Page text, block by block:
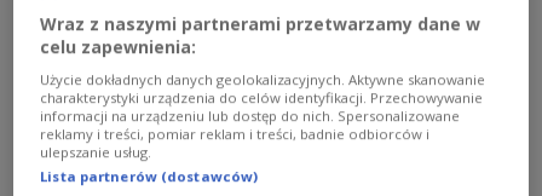
Filmowy rysopis Jerzego Skolimowskiego
Wraz z naszymi partnerami przetwarzamy dane w
celu zapewnienia:
Użycie dokładnych danych geolokalizacyjnych. Aktywne skanowanie
charakterystyki urządzenia do celów identyfikacji. Przechowywanie
informacji na urządzeniu lub dostęp do nich. Spersonalizowane
reklamy i treści, pomiar reklam i treści, badnie odbiorców i
ulepszanie usług.
Lista partnerów (dostawców)